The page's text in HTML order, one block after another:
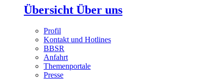
Übersicht Über uns
Profil
Kontakt und Hotlines
BBSR
Anfahrt
Themenportale
Presse